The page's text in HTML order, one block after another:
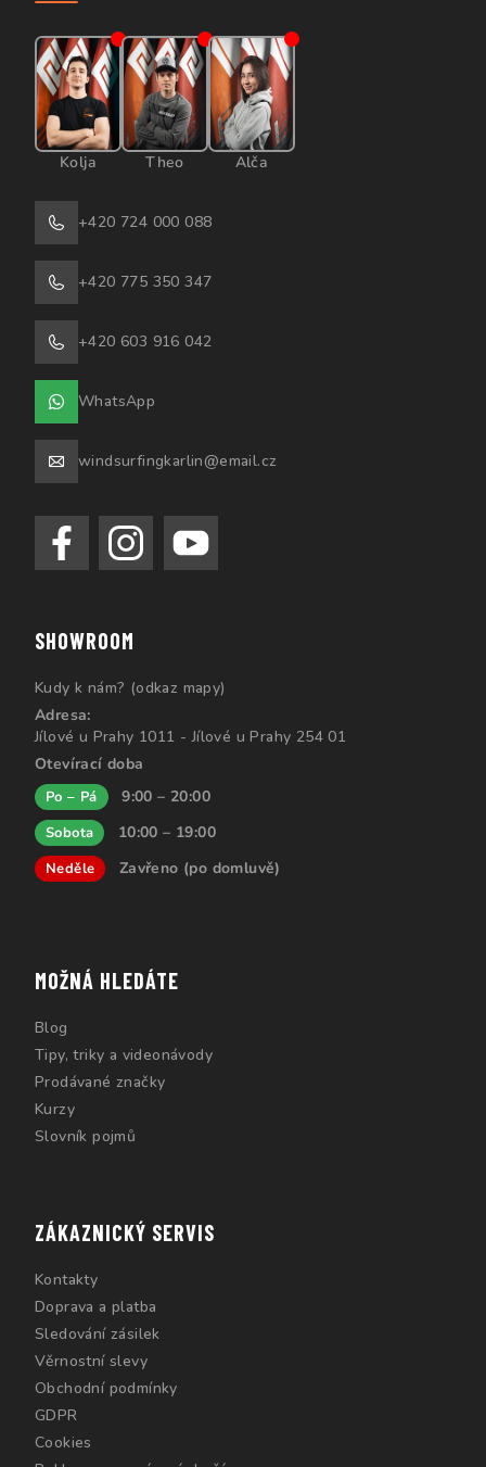
Kolja Theo Alča
+420 724 000 088
+420 775 350 347
+420 603 916 042
WhatsApp
windsurfingkarlin@email.cz
SHOWROOM
Kudy k nám? (odkaz mapy)
Adresa:
Jílové u Prahy 1011 - Jílové u Prahy 254 01
Otevírací doba
Po – Pá 9:00 – 20:00
Sobota 10:00 – 19:00
Neděle Zavřeno (po domluvě)
MOŽNÁ HLEDÁTE
Blog
Tipy, triky a videonávody
Prodávané značky
Kurzy
Slovník pojmů
ZÁKAZNICKÝ SERVIS
Kontakty
Doprava a platba
Sledování zásilek
Věrnostní slevy
Obchodní podmínky
GDPR
Cookies